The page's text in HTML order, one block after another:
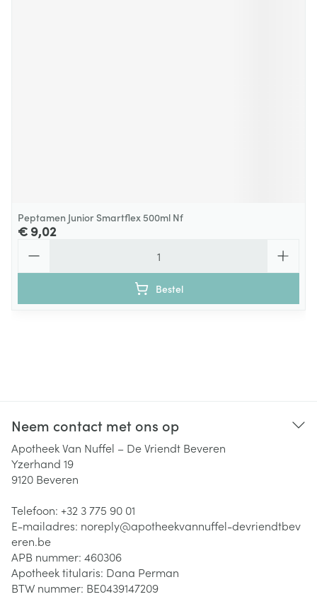
Peptamen Junior Smartflex 500ml Nf
€ 9,02
Bestel
Neem contact met ons op
Apotheek Van Nuffel – De Vriendt Beveren
Yzerhand 19
9120 Beveren
Telefoon: +32 3 775 90 01
E-mailadres: noreply@apotheekvannuffel-devriendtbev
eren.be
APB nummer: 460306
Apotheek titularis: Dana Perman
BTW nummer: BE0439147209